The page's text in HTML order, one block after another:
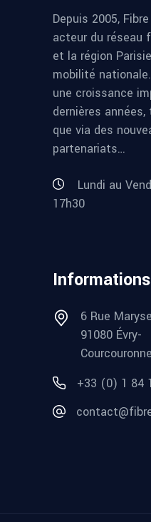
Depuis 2005,
acteur du réseau
et la région
mobilité
une croissance
dernières
que via des
partenariats…
Lundi au
17h30
Informations
6 Rue
91080 Évry-
+33 (0) 1 84